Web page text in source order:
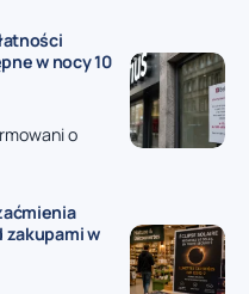
w nocy 10
o
zakupami w